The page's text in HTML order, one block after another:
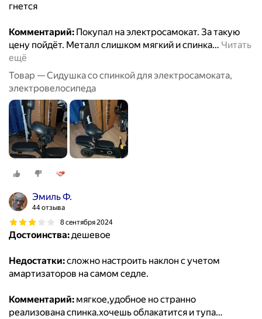
гнется
Комментарий: Покупал на электросамокат. За такую
цену пойдёт. Металл слишком мягкий и спинка… Читать
ещё
Товар — Сидушка со спинкой для электросамоката,
электровелосипеда
Эмиль Ф.
44 отзыва
8 сентября 2024
Достоинства:дешевое
Недостатки:сложно настроить наклон с учетом
амартизаторов на самом седле.
Комментарий: мягкое,удобное но странно
реализована спинка.хочешь облакатится и тупа…